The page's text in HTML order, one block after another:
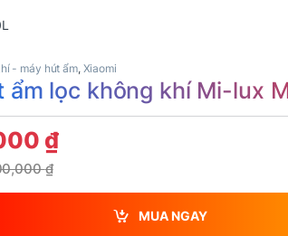
- máy hút ẩm, Xiaomi
ẩm lọc không khí Mi-lux
₫
₫
MUA NGAY